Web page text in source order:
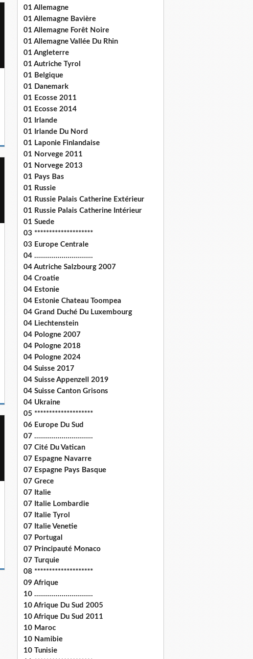
01 Allemagne
01 Allemagne Bavière
01 Allemagne Forêt Noire
01 Allemagne Vallée Du Rhin
01 Angleterre
01 Autriche Tyrol
01 Belgique
01 Danemark
01 Ecosse 2011
01 Ecosse 2014
01 Irlande
01 Irlande Du Nord
01 Laponie Finlandaise
01 Norvege 2011
01 Norvege 2013
01 Pays Bas
01 Russie
01 Russie Palais Catherine Extérieur
01 Russie Palais Catherine Intérieur
01 Suede
03 ********************
03 Europe Centrale
04 ..............................
04 Autriche Salzbourg 2007
04 Croatie
04 Estonie
04 Estonie Chateau Toompea
04 Grand Duché Du Luxembourg
04 Liechtenstein
04 Pologne 2007
04 Pologne 2018
04 Pologne 2024
04 Suisse 2017
04 Suisse Appenzell 2019
04 Suisse Canton Grisons
04 Ukraine
05 ********************
06 Europe Du Sud
07 ..............................
07 Cité Du Vatican
07 Espagne Navarre
07 Espagne Pays Basque
07 Grece
07 Italie
07 Italie Lombardie
07 Italie Tyrol
07 Italie Venetie
07 Portugal
07 Principauté Monaco
07 Turquie
08 ********************
09 Afrique
10 ..............................
10 Afrique Du Sud 2005
10 Afrique Du Sud 2011
10 Maroc
10 Namibie
10 Tunisie